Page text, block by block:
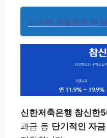
1. 이런 분들에게 딱
신한저축은행 참신한
과금 등 단기적인 자